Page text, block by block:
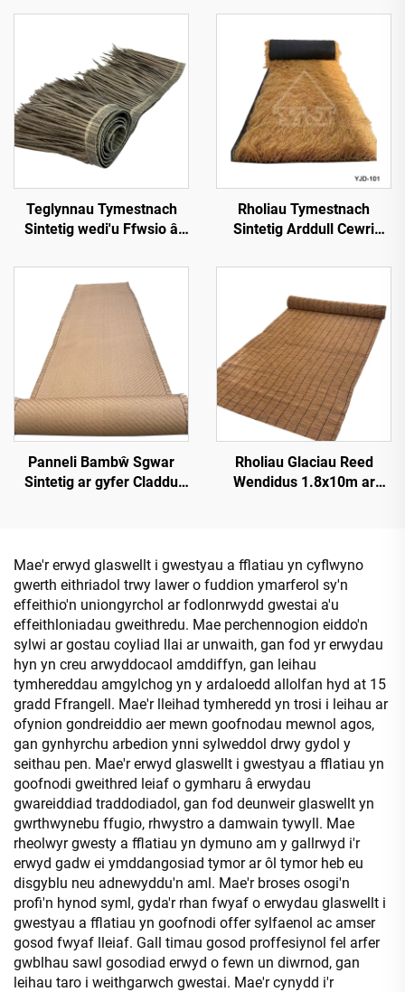
Teglynnau Tymestnach
Sintetig wedi'u Ffwsio â
Gwell Gwrthsefyll Tân
Rholiau Tymestnach
Sintetig Arddull Cewri
Gosod Cyflym
Panneli Bambŵ Sgwar
Sintetig ar gyfer Claddu
Rholiau Glaciau Reed
Wendidus 1.8x10m ar
Mae'r erwyd glaswellt i gwestyau a fflatiau yn cyflwyno
gwerth eithriadol trwy lawer o fuddion ymarferol sy'n
effeithio'n uniongyrchol ar fodlonrwydd gwestai a'u
effeithloniadau gweithredu. Mae perchennogion eiddo'n
sylwi ar gostau coyliad llai ar unwaith, gan fod yr erwydau
hyn yn creu arwyddocaol amddiffyn, gan leihau
tymhereddau amgylchog yn y ardaloedd allolfan hyd at 15
gradd Ffrangell. Mae'r lleihad tymheredd yn trosi i leihau ar
ofynion gondreiddio aer mewn goofnodau mewnol agos,
gan gynhyrchu arbedion ynni sylweddol drwy gydol y
seithau pen. Mae'r erwyd glaswellt i gwestyau a fflatiau yn
goofnodi gweithred leiaf o gymharu â erwydau
gwareiddiad traddodiadol, gan fod deunweir glaswellt yn
gwrthwynebu ffugio, rhwystro a damwain tywyll. Mae
rheolwyr gwesty a fflatiau yn dymuno am y gallrwyd i'r
erwyd gadw ei ymddangosiad tymor ar ôl tymor heb eu
disgyblu neu adnewyddu'n aml. Mae'r broses osogi'n
profi'n hynod syml, gyda'r rhan fwyaf o erwydau glaswellt i
gwestyau a fflatiau yn goofnodi offer sylfaenol ac amser
gosod fwyaf lleiaf. Gall timau gosod proffesiynol fel arfer
gwblhau sawl gosodiad erwyd o fewn un diwrnod, gan
leihau taro i weithgarwch gwestai. Mae'r cynydd i'r